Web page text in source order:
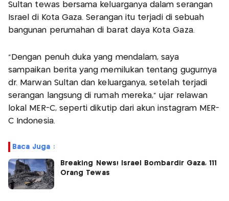
Sultan tewas bersama keluarganya dalam serangan
Israel di Kota Gaza. Serangan itu terjadi di sebuah
bangunan perumahan di barat daya Kota Gaza.
"Dengan penuh duka yang mendalam, saya
sampaikan berita yang memilukan tentang gugurnya
dr. Marwan Sultan dan keluarganya, setelah terjadi
serangan langsung di rumah mereka,” ujar relawan
lokal MER-C, seperti dikutip dari akun instagram MER-
C Indonesia.
Baca Juga :
Breaking News! Israel Bombardir Gaza, 111
Orang Tewas